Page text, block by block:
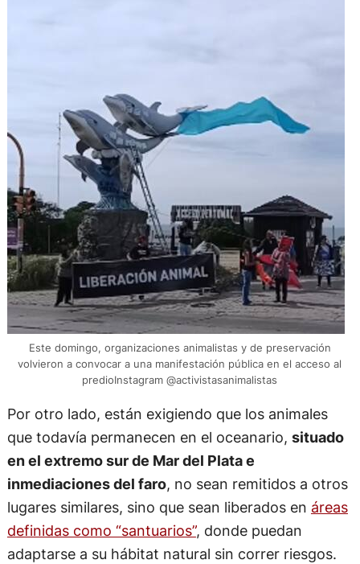
Este domingo, organizaciones animalistas y de preservación
volvieron a convocar a una manifestación pública en el acceso al
predioInstagram @activistasanimalistas
Por otro lado, están exigiendo que los animales
que todavía permanecen en el oceanario, situado
en el extremo sur de Mar del Plata e
inmediaciones del faro, no sean remitidos a otros
lugares similares, sino que sean liberados en áreas
definidas como “santuarios”, donde puedan
adaptarse a su hábitat natural sin correr riesgos.